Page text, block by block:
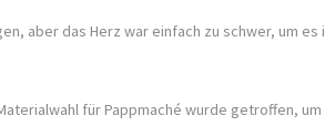
aber das Herz war einfach zu schwer, um es
für Pappmaché wurde getroffen,